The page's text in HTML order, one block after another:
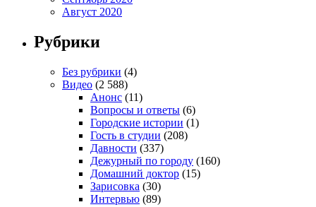
Август 2020
Рубрики
Без рубрики (4)
Видео (2 588)
Анонс (11)
Вопросы и ответы (6)
Городские истории (1)
Гость в студии (208)
Давности (337)
Дежурный по городу (160)
Домашний доктор (15)
Зарисовка (30)
Интервью (89)